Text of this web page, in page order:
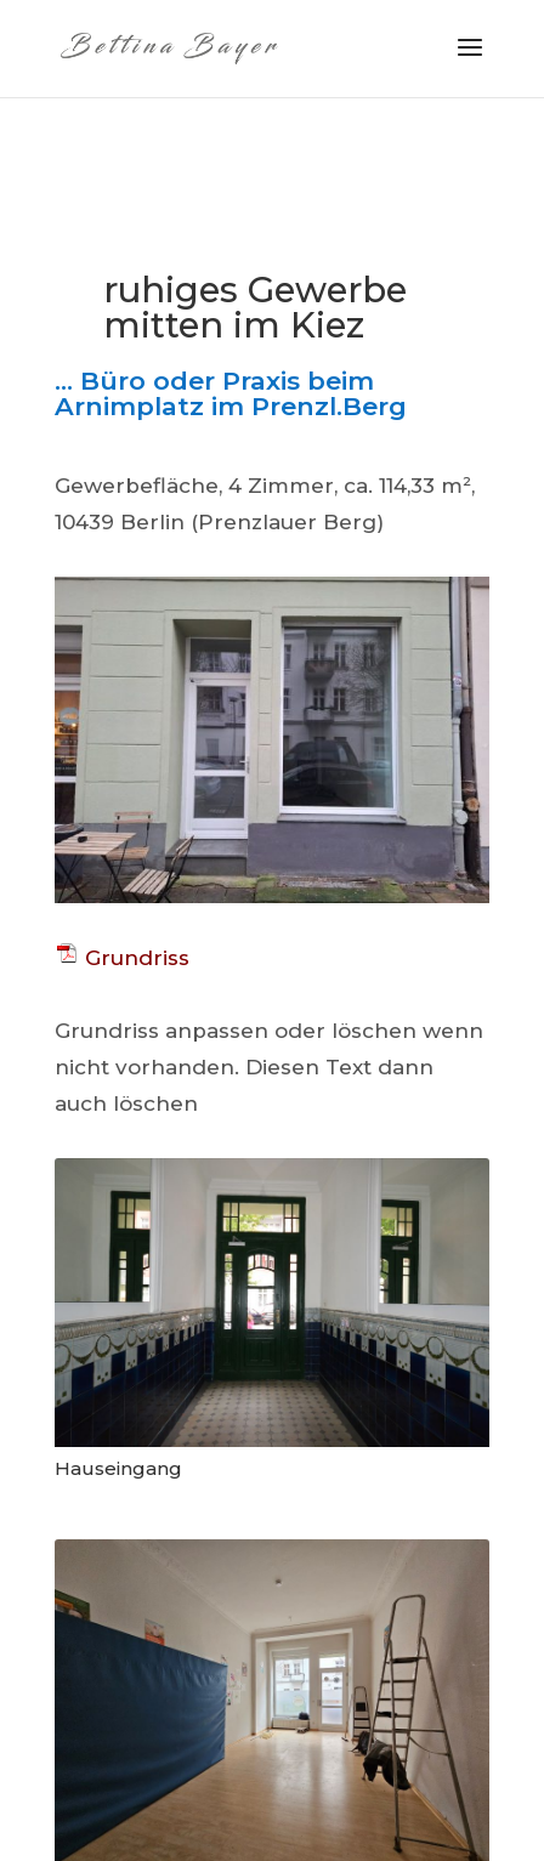
ruhiges Gewerbe
mitten im Kiez
… Büro oder Praxis beim
Arnimplatz im Prenzl.Berg
Gewerbefläche, 4 Zimmer, ca. 114,33 m²,
10439 Berlin (Prenzlauer Berg)
Grundriss
Grundriss anpassen oder löschen wenn
nicht vorhanden. Diesen Text dann
auch löschen
Hauseingang